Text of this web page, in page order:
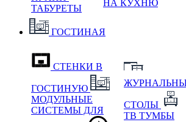
ТАБУРЕТЫ
НА КУХНЮ
ГОСТИНАЯ
СТЕНКИ В
ГОСТИНУЮ
МОДУЛЬНЫЕ
СИСТЕМЫ ДЛЯ
СТОЛЫ
ТВ ТУМБЫ